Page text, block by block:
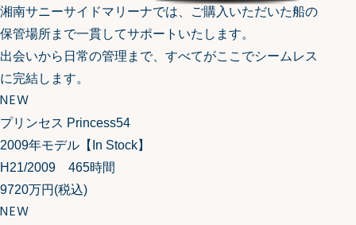
湘南サニーサイドマリーナでは、ご購入いただいた船の
保管場所まで一貫してサポートいたします。
出会いから日常の管理まで、すべてがここでシームレス
に完結します。
NEW
プリンセス Princess54
2009年モデル【In Stock】
H21/2009 465時間
9720万円 (税込)
NEW